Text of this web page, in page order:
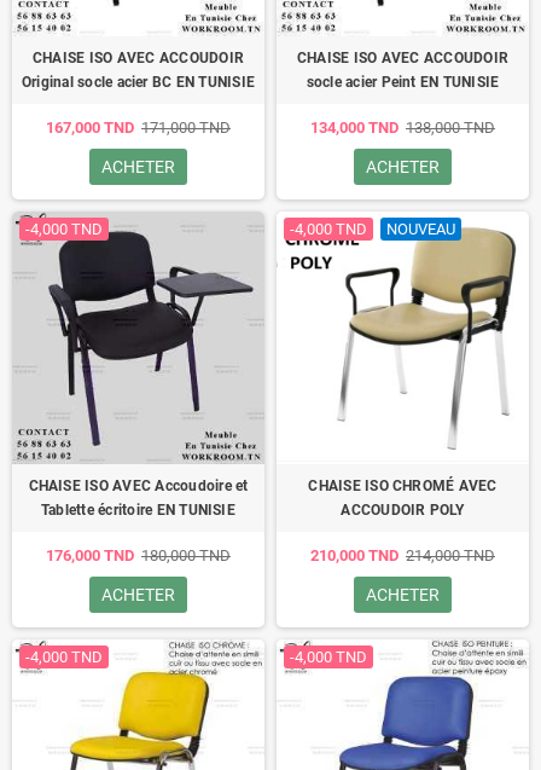
CHAISE ISO AVEC ACCOUDOIR
Original socle acier BC EN TUNISIE
167,000 TND 171,000 TND
ACHETER
CHAISE ISO AVEC ACCOUDOIR
socle acier Peint EN TUNISIE
134,000 TND 138,000 TND
ACHETER
-4,000 TND
CHAISE ISO AVEC Accoudoire et
Tablette écritoire EN TUNISIE
176,000 TND 180,000 TND
ACHETER
-4,000 TND NOUVEAU
CHAISE ISO CHROMÉ AVEC
ACCOUDOIR POLY
210,000 TND 214,000 TND
ACHETER
-4,000 TND -4,000 TND